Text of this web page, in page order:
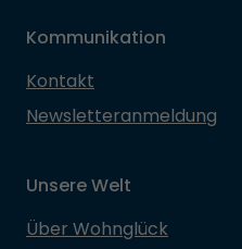
Kommunikation
Kontakt
Newsletteranmeldung
Unsere Welt
Über Wohnglück